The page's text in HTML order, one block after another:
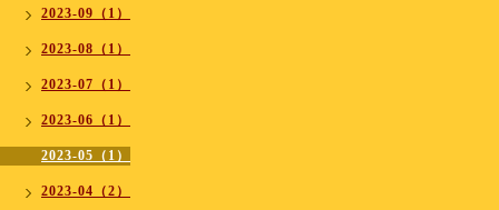
2023-09（1）
2023-08（1）
2023-07（1）
2023-06（1）
2023-05（1）
2023-04（2）